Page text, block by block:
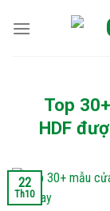
Top
HDF
22
Th10